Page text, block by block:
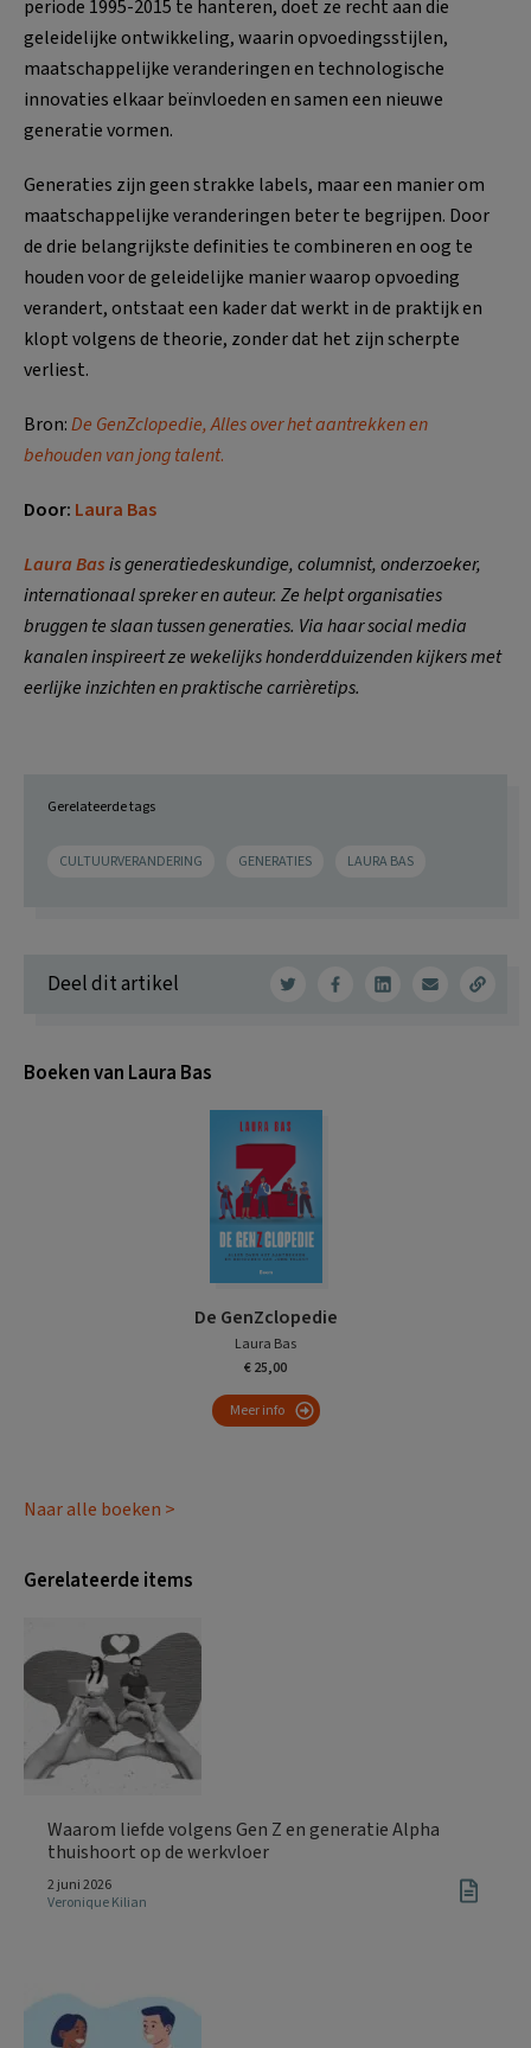
periode 1995-2015 te hanteren, doet ze recht aan die
geleidelijke ontwikkeling, waarin opvoedingsstijlen,
maatschappelijke veranderingen en technologische
innovaties elkaar beïnvloeden en samen een nieuwe
generatie vormen.
Generaties zijn geen strakke labels, maar een manier om
maatschappelijke veranderingen beter te begrijpen. Door
de drie belangrijkste definities te combineren en oog te
houden voor de geleidelijke manier waarop opvoeding
verandert, ontstaat een kader dat werkt in de praktijk en
klopt volgens de theorie, zonder dat het zijn scherpte
verliest.
Bron:De GenZclopedie, Alles over het aantrekken en
behouden van jong talent.
Door: Laura Bas
Laura Basis generatiedeskundige, columnist, onderzoeker,
internationaal spreker en auteur. Ze helpt organisaties
bruggen te slaan tussen generaties. Via haar social media
kanalen inspireert ze wekelijks honderdduizenden kijkers met
eerlijke inzichten en praktische carrièretips.
Gerelateerde tags
CULTUURVERANDERING GENERATIES LAURA BAS
Deel dit artikel
Boeken van Laura Bas
De GenZclopedie
Laura Bas
€ 25,00
Meer info
Naar alle boeken >
Gerelateerde items
Waarom liefde volgens Gen Z en generatie Alpha
thuishoort op de werkvloer
2 juni 2026
Veronique Kilian